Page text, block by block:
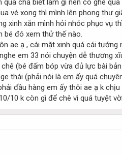
chả biết làm gì nên có ghé
vé xong thì mình lên phong thư
xinh xắn mình hỏi nhóc phục vụ
bé đó xem thử thế nào.
ae ạ , cái mặt xinh quá cái
em 33 nói chuyện dễ thương
(bé đấm bóp vừa đủ lực bài
thái (phải nói là em ấy quá
đầu hàng em ấy thôi ae ạ k chịu
10 k còn gì để chê vì quá tuyệt